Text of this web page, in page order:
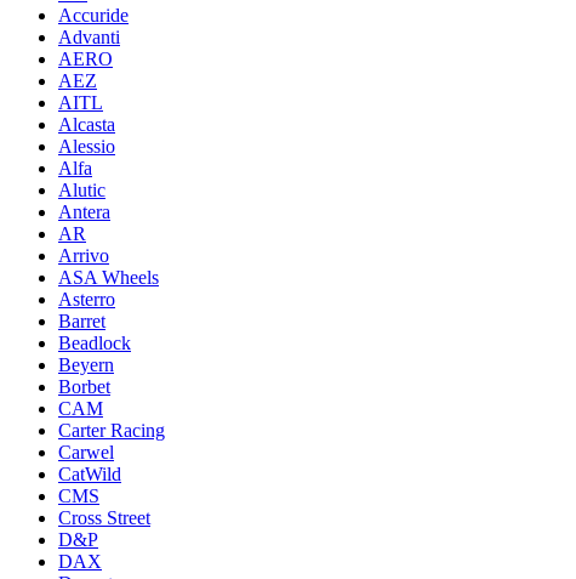
Accuride
Advanti
AERO
AEZ
AITL
Alcasta
Alessio
Alfa
Alutic
Antera
AR
Arrivo
ASA Wheels
Asterro
Barret
Beadlock
Beyern
Borbet
CAM
Carter Racing
Carwel
CatWild
CMS
Cross Street
D&P
DAX